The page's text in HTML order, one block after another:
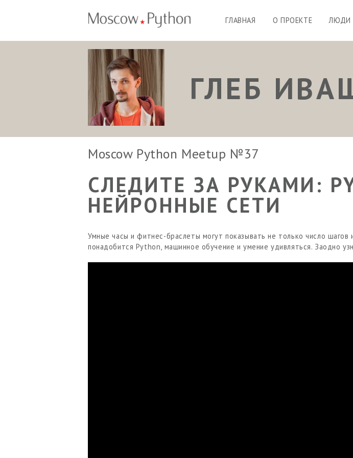
ГЛАВНАЯ О ПРОЕКТЕ ЛЮДИ
ГЛЕБ
Moscow Python Meetup №37
СЛЕДИТЕ ЗА РУКАМИ:
НЕЙРОННЫЕ СЕТИ
Умные часы и фитнес-браслеты могут показывать не только число
понадобится Python, машинное обучение и умение удивляться. Заодно